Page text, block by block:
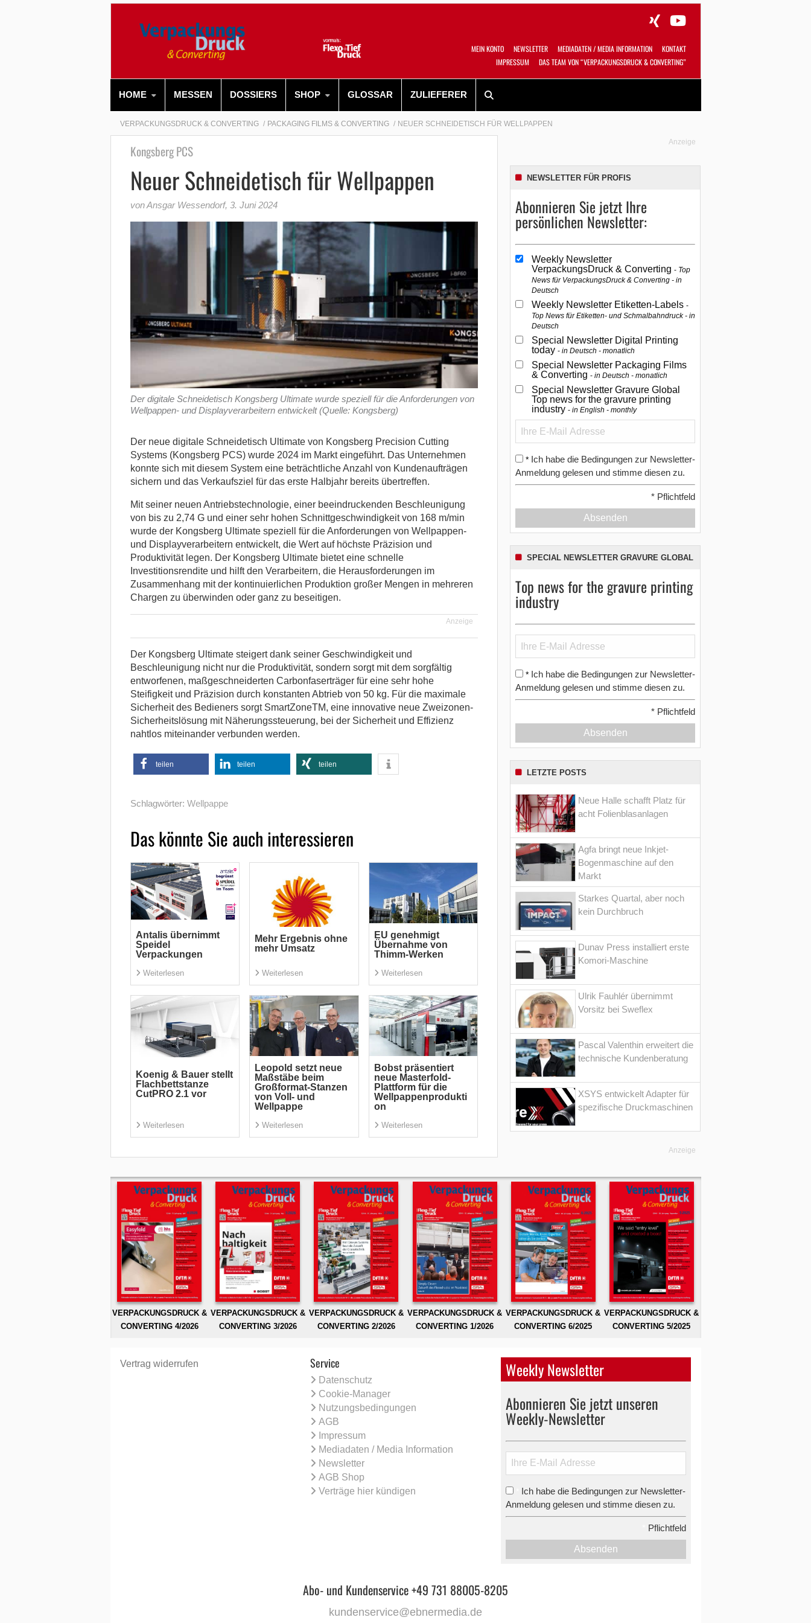
MEIN KONTO NEWSLETTER MEDIADATEN / MEDIA INFORMATION
KONTAKT
IMPRESSUM
DAS TEAM VON “VERPACKUNGSDRUCK & CONVERTING”
HOME MESSEN DOSSIERS SHOP GLOSSAR ZULIEFERER
VERPACKUNGSDRUCK & CONVERTING PACKAGING FILMS & CONVERTING NEUER SCHNEIDETISCH FÜR WELLPAPPEN
Kongsberg PCS
Neuer Schneidetisch für Wellpappen
von Ansgar Wessendorf, 3. Juni 2024
Der digitale Schneidetisch Kongsberg Ultimate wurde speziell für die Anforderungen von
Wellpappen- und Displayverarbeitern entwickelt (Quelle: Kongsberg)
Der neue digitale Schneidetisch Ultimate von Kongsberg Precision Cutting
Systems (Kongsberg PCS) wurde 2024 im Markt eingeführt. Das Unternehmen
konnte sich mit diesem System eine beträchtliche Anzahl von Kundenaufträgen
sichern und das Verkaufsziel für das erste Halbjahr bereits übertreffen.
Mit seiner neuen Antriebstechnologie, einer beeindruckenden Beschleunigung
von bis zu 2,74 G und einer sehr hohen Schnittgeschwindigkeit von 168 m/min
wurde der Kongsberg Ultimate speziell für die Anforderungen von Wellpappen-
und Displayverarbeitern entwickelt, die Wert auf höchste Präzision und
Produktivität legen. Der Kongsberg Ultimate bietet eine schnelle
Investitionsrendite und hilft den Verarbeitern, die Herausforderungen im
Zusammenhang mit der kontinuierlichen Produktion großer Mengen in mehreren
Chargen zu überwinden oder ganz zu beseitigen.
Anzeige
Der Kongsberg Ultimate steigert dank seiner Geschwindigkeit und
Beschleunigung nicht nur die Produktivität, sondern sorgt mit dem sorgfältig
entworfenen, maßgeschneiderten Carbonfaserträger für eine sehr hohe
Steifigkeit und Präzision durch konstanten Abtrieb von 50 kg. Für die maximale
Sicherheit des Bedieners sorgt SmartZoneTM, eine innovative neue Zweizonen-
Sicherheitslösung mit Näherungssteuerung, bei der Sicherheit und Effizienz
nahtlos miteinander verbunden werden.
teilen teilen teilen
Schlagwörter: Wellpappe
Das könnte Sie auch interessieren
Antalis übernimmt
Speidel
Verpackungen
Weiterlesen
Mehr Ergebnis ohne
mehr Umsatz
Weiterlesen
EU genehmigt
Übernahme von
Thimm-Werken
Weiterlesen
Koenig & Bauer stellt
Flachbettstanze
CutPRO 2.1 vor
Weiterlesen
Leopold setzt neue
Maßstäbe beim
Großformat-Stanzen
von Voll- und
Wellpappe
Weiterlesen
Bobst präsentiert
neue Masterfold-
Plattform für die
Wellpappenprodukti
on
Weiterlesen
Anzeige
NEWSLETTER FÜR PROFIS
Abonnieren Sie jetzt Ihre
persönlichen Newsletter:
Weekly Newsletter
VerpackungsDruck & Converting Top
News für VerpackungsDruck & Converting - in
Deutsch
Weekly Newsletter Etiketten-Labels
Top News für Etiketten- und Schmalbahndruck - in
Deutsch
Special Newsletter Digital Printing
today in Deutsch - monatlich
Special Newsletter Packaging Films
& Converting in Deutsch - monatlich
Special Newsletter Gravure Global
Top news for the gravure printing
industry in English - monthly
* Ich habe die Bedingungen zur Newsletter-
Anmeldung gelesen und stimme diesen zu.
* Pflichtfeld
Absenden
SPECIAL NEWSLETTER GRAVURE GLOBAL
Top news for the gravure printing
industry
* Ich habe die Bedingungen zur Newsletter-
Anmeldung gelesen und stimme diesen zu.
* Pflichtfeld
Absenden
LETZTE POSTS
Neue Halle schafft Platz für
acht Folienblasanlagen
Agfa bringt neue Inkjet-
Bogenmaschine auf den
Markt
Starkes Quartal, aber noch
kein Durchbruch
Dunav Press installiert erste
Komori-Maschine
Ulrik Fauhlér übernimmt
Vorsitz bei Sweflex
Pascal Valenthin erweitert die
technische Kundenberatung
XSYS entwickelt Adapter für
spezifische Druckmaschinen
Anzeige
VERPACKUNGSDRUCK &
CONVERTING 4/2026
VERPACKUNGSDRUCK &
CONVERTING 3/2026
VERPACKUNGSDRUCK &
CONVERTING 2/2026
VERPACKUNGSDRUCK &
CONVERTING 1/2026
VERPACKUNGSDRUCK &
CONVERTING 6/2025
VERPACKUNGSDRUCK &
CONVERTING 5/2025
Vertrag widerrufen Service
Datenschutz
Cookie-Manager
Nutzungsbedingungen
AGB
Impressum
Mediadaten / Media Information
Newsletter
AGB Shop
Verträge hier kündigen
Weekly Newsletter
Abonnieren Sie jetzt unseren
Weekly-Newsletter
Ich habe die Bedingungen zur Newsletter-
Anmeldung gelesen und stimme diesen zu.
Pflichtfeld
Absenden
Abo- und Kundenservice +49 731 88005-8205
kundenservice@ebnermedia.de